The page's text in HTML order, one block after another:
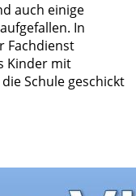
auch einige
In
Fachdienst
Kinder mit
Schule geschickt